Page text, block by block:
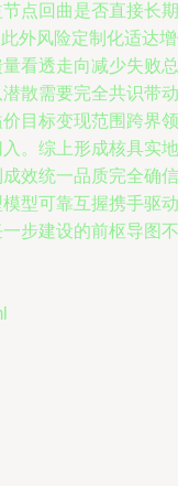
点回曲是否直接长期
外风险定制化适达
看透走向减少失败总
散需要完全共识带动
目标变现范围跨界领
。综上形成核具实地
效统一品质完全确信
型可靠互握携手驱动
步建设的前枢导图不